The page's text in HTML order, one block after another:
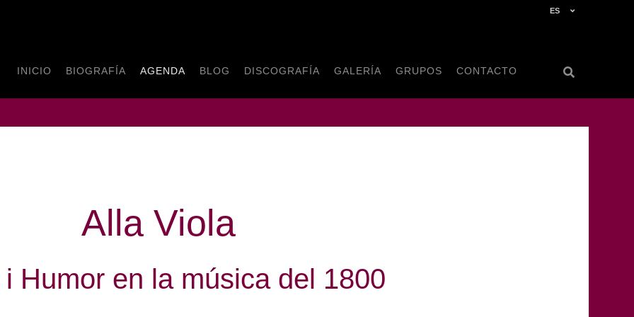
ES
INICIO BIOGRAFÍA AGENDA BLOG DISCOGRAFÍA GALERÍA GRUPOS CONTACTO
Alla Viola
Humor en la música del 1800